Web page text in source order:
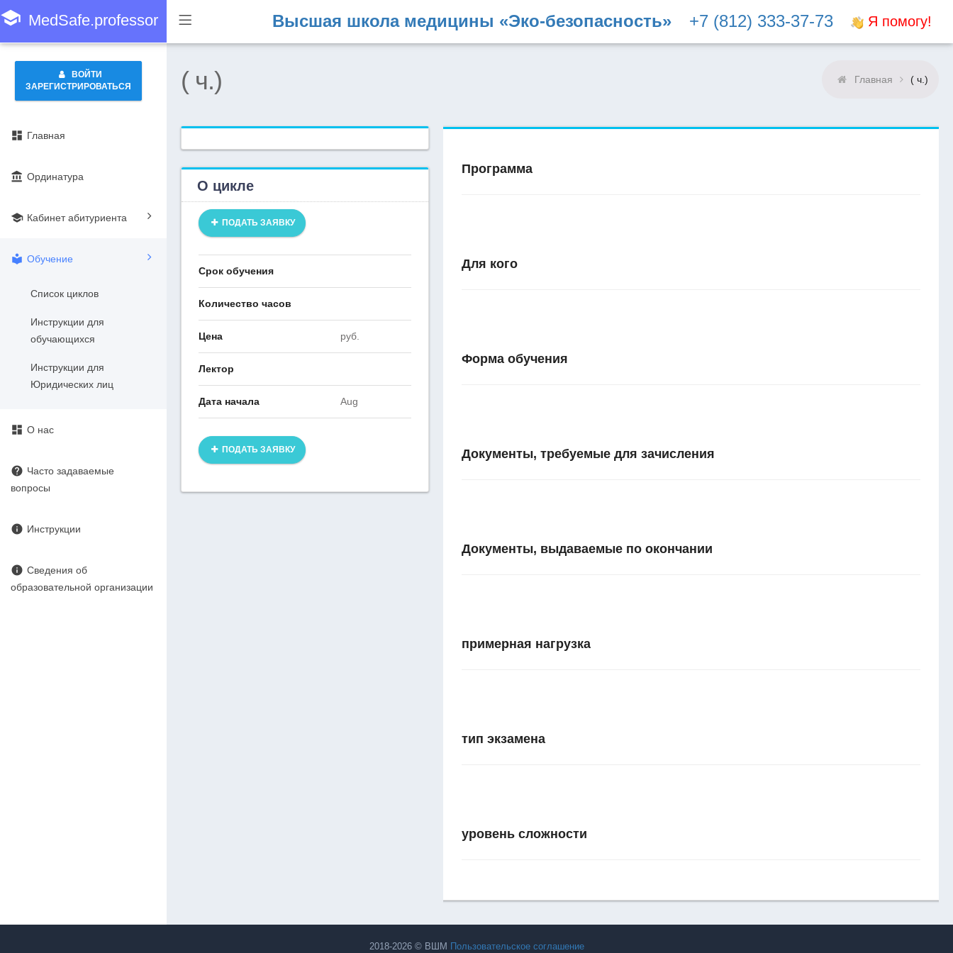
school MedSafe.professor Высшая школа медицины «Эко-безопасность» +7 (812) 333-37-73 Я помогу!
ВОЙТИ
ЗАРЕГИСТРИРОВАТЬСЯ
dashboard Главная
account_balance Ординатура
school Кабинет абитуриента
local_library Обучение
Список циклов
Инструкции для
обучающихся
Инструкции для
Юридических лиц
dashboard О нас
help Часто задаваемые
вопросы
info Инструкции
info Сведения об
образовательной организации
( ч.) Главная ( ч.)
О цикле
ПОДАТЬ ЗАЯВКУ
Срок обучения
Количество часов
Цена руб.
Лектор
Дата начала Aug
ПОДАТЬ ЗАЯВКУ
Программа
Для кого
Форма обучения
Документы, требуемые для зачисления
Документы, выдаваемые по окончании
примерная нагрузка
тип экзамена
уровень сложности
2018-2026 © ВШМ Пользовательское соглашение